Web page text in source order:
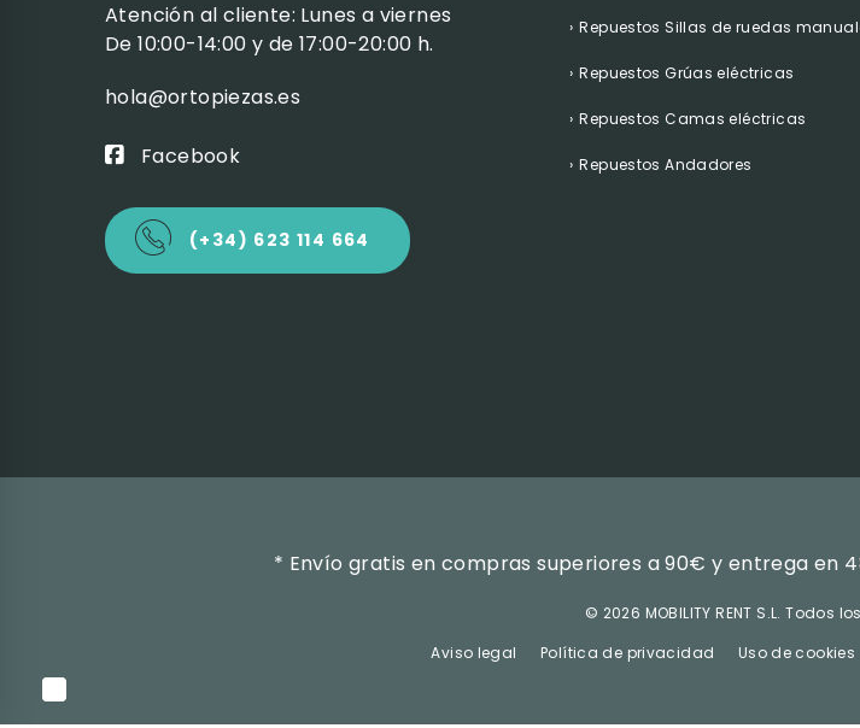
Atención al cliente: Lunes a viernes
De 10:00-14:00 y de 17:00-20:00 h.
hola@ortopiezas.es
Facebook
(+34) 623 114 664
Repuestos Sillas de ruedas
Repuestos Grúas eléctricas
Repuestos Camas eléctricas
Repuestos Andadores
* Envío gratis en compras superiores a 90€ y entrega en
© 2026 MOBILITY RENT S.L.Todos
Aviso legal
Política de privacidad Uso de cookies